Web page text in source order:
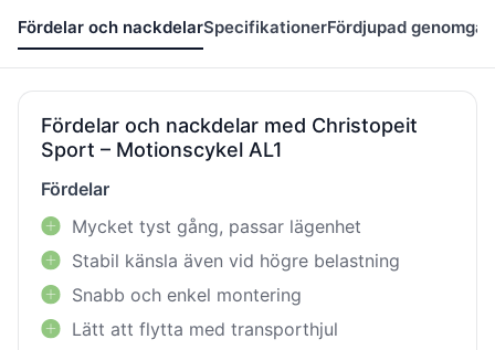
Fördelar och nackdelarSpecifikationerFördjupad
Fördelar och nackdelar med Christopeit
Sport – Motionscykel AL1
Fördelar
Mycket tyst gång, passar lägenhet
Stabil känsla även vid högre belastning
Snabb och enkel montering
Lätt att flytta med transporthjul